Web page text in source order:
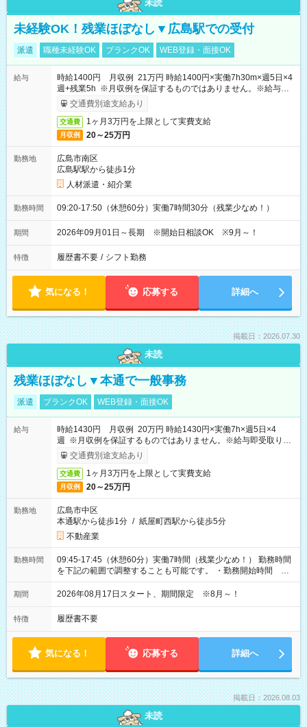
未読
未経験OK！残業ほぼなし▼広島駅での受付
派遣 職種未経験OK ブランクOK WEB登録・面接OK
給与
時給1400円 月収例 21万円 時給1400円×実働7h30m×週5日×4
週+残業5h ※月収例を保証するものではありません。※給与即
受取りサービス利用可（利用条件有）
交通費別途支給あり
交通費 1ヶ月3万円を上限として実費支給
月収例 20～25万円
勤務地
広島市南区
広島駅駅から徒歩1分
人材派遣・紹介業
勤務時間 09:20-17:50（休憩60分）実働7時間30分（残業少なめ！）
期間 2026年09月01日～長期 ※開始日相談OK ※9月～！
特徴 履歴書不要 / シフト勤務
気になる！ 応募する 詳細へ
掲載日：2026.07.30
未読
残業ほぼなし▼本通で一般事務
派遣 ブランクOK WEB登録・面接OK
給与
時給1430円 月収例 20万円 時給1430円×実働7h×週5日×4
週 ※月収例を保証するものではありません。※給与即受取りサ
ービス利用可（利用条件有）
交通費別途支給あり
交通費 1ヶ月3万円を上限として実費支給
月収例 20～25万円
勤務地
広島市中区
本通駅から徒歩1分 / 紙屋町西駅から徒歩5分
不動産業
勤務時間
09:45-17:45（休憩60分）実働7時間（残業少なめ！） 勤務時間
を下記の範囲で調整することも可能です。 ・勤務開始時間
09:45～12:30 ・勤務終了時間 15:45～18:30 ・実働 05:00～
07:45
期間 2026年08月17日スタート、期間限定 ※8月～！
特徴 履歴書不要
気になる！ 応募する 詳細へ
掲載日：2026.08.03
未読